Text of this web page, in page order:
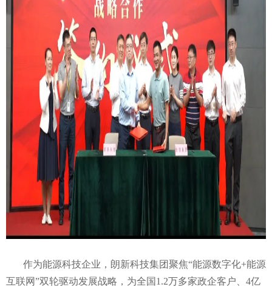
作为能源科技企业，朗新科技集团聚焦“能源数字化+能源
互联网”双轮驱动发展战略，为全国1.2万多家政企客户、4亿